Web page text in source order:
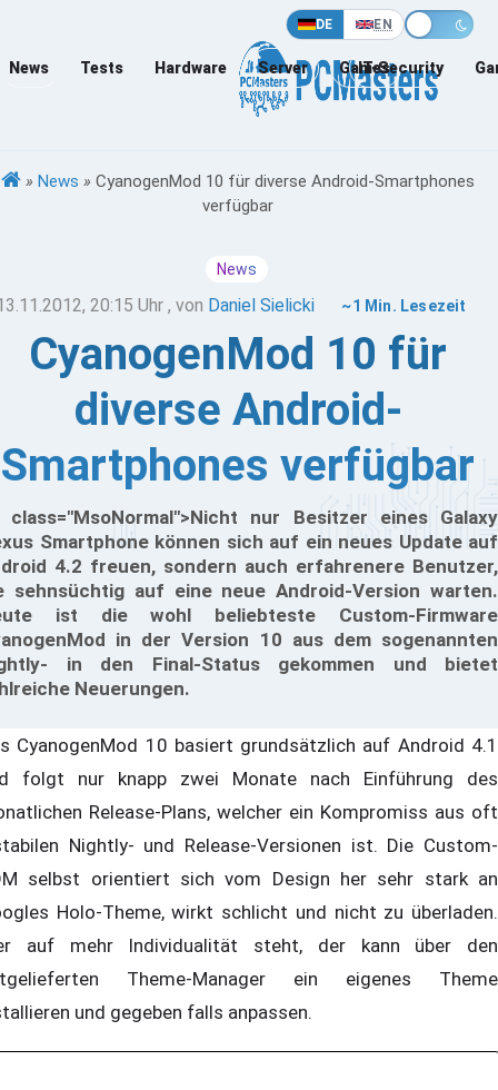
DE EN
News Tests Hardware Server Games
IT-Security
» News » CyanogenMod 10 für diverse Android-Smartphones
verfügbar
News
20:15 Uhr , von Daniel Sielicki ~1 Min. Lesezeit
CyanogenMod 10 für
diverse Android-
Smartphones verfügbar
class="MsoNormal">Nicht nur Besitzer eines Galaxy
Smartphone können sich auf ein neues Update auf
4.2 freuen, sondern auch erfahrenere Benutzer,
sehnsüchtig auf eine neue Android-Version warten.
ist die wohl beliebteste Custom-Firmware
in der Version 10 aus dem sogenannten
in den Final-Status gekommen und bietet
Neuerungen.
CyanogenMod 10 basiert grundsätzlich auf Android 4.1
folgt nur knapp zwei Monate nach Einführung des
Release-Plans, welcher ein Kompromiss aus oft
Nightly- und Release-Versionen ist. Die Custom-
selbst orientiert sich vom Design her sehr stark an
Holo-Theme, wirkt schlicht und nicht zu überladen.
auf mehr Individualität steht, der kann über den
Theme-Manager ein eigenes Theme
und gegeben falls anpassen.